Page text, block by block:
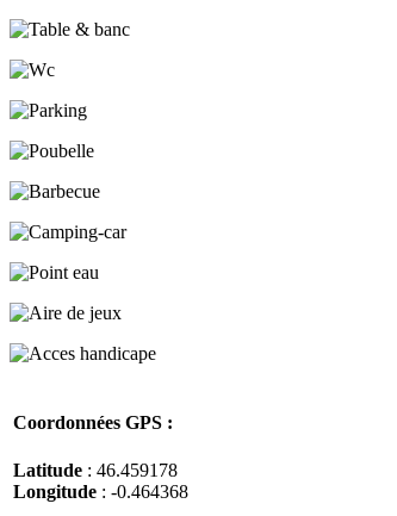
Coordonnées GPS :
Latitude : 46.459178
Longitude : -0.464368